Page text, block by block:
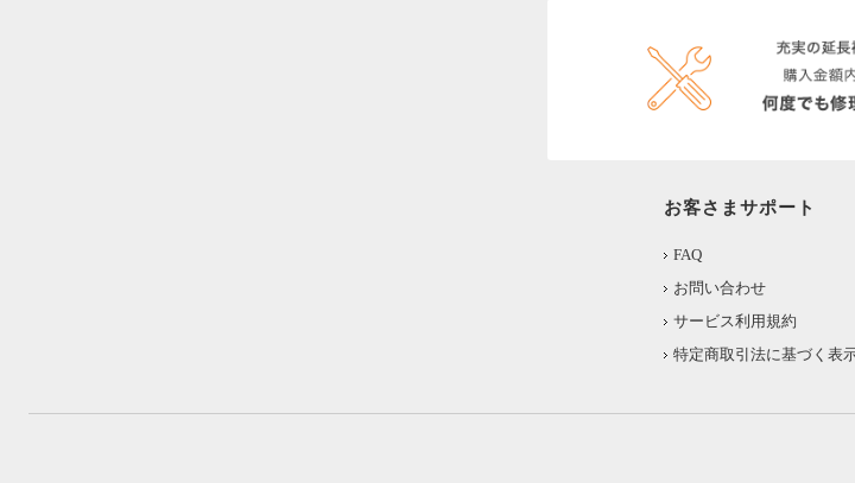
お客さまサポート
FAQ
お問い合わせ
サービス利用規約
特定商取引法に基づく表